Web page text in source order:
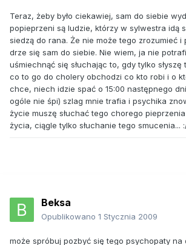
Teraz, żeby było ciekawiej, sam do siebie
popieprzeni są ludzie, którzy w sylwestra idą
siedzą do rana. Że nie może tego zrozumieć i
drze się sam do siebie. Nie wiem, ja nie
uśmiechnąć się słuchając to, gdy tylko
co to go do cholery obchodzi co kto robi i o
chce, niech idzie spać o 15:00 następnego
ogóle nie śpi) szlag mnie trafia i psychika
życie muszę słuchać tego chorego
życia, ciągle tylko słuchanie tego smucenia...
Beksa
Opublikowano 1 Stycznia 2009
może spróbuj pozbyć się tego psychopaty na